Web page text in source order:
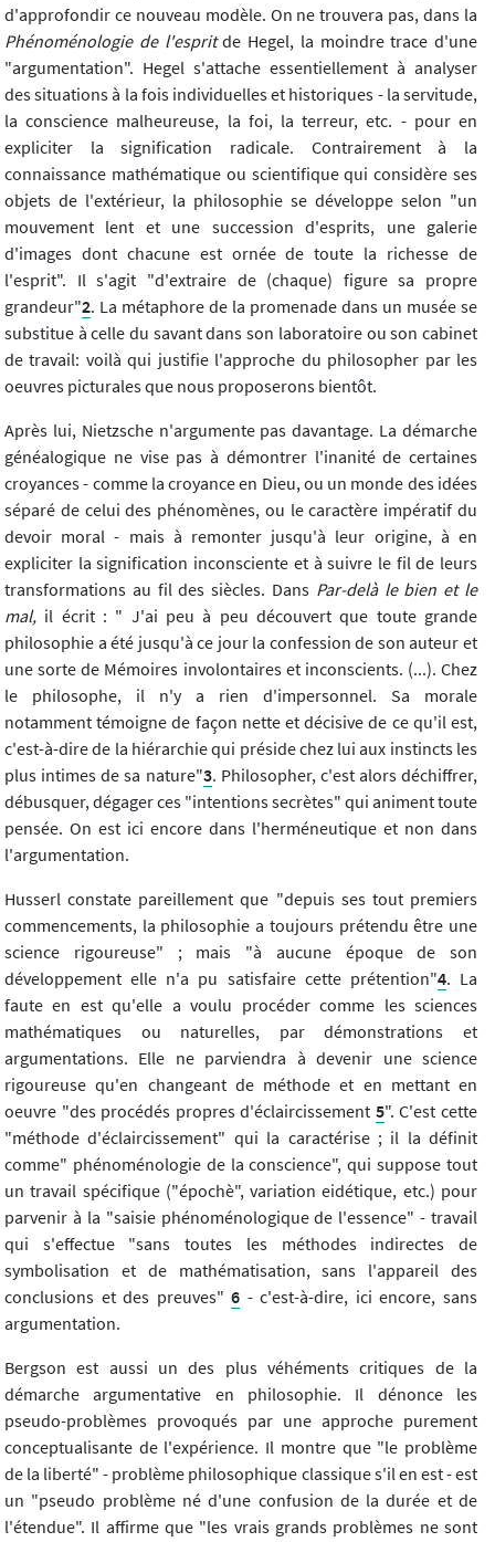
d'approfondir ce nouveau modèle. On ne trouvera pas, dans la
Phénoménologie de l'espritde Hegel, la moindre trace d'une
"argumentation". Hegel s'attache essentiellement à analyser
des situations à la fois individuelles et historiques - la servitude,
la conscience malheureuse, la foi, la terreur, etc. - pour en
expliciter la signification radicale. Contrairement à la
connaissance mathématique ou scientifique qui considère ses
objets de l'extérieur, la philosophie se développe selon "un
mouvement lent et une succession d'esprits, une galerie
d'images dont chacune est ornée de toute la richesse de
l'esprit". Il s'agit "d'extraire de (chaque) figure sa propre
grandeur"2. La métaphore de la promenade dans un musée se
substitue à celle du savant dans son laboratoire ou son cabinet
de travail: voilà qui justifie l'approche du philosopher par les
oeuvres picturales que nous proposerons bientôt.
Après lui, Nietzsche n'argumente pas davantage. La démarche
généalogique ne vise pas à démontrer l'inanité de certaines
croyances - comme la croyance en Dieu, ou un monde des idées
séparé de celui des phénomènes, ou le caractère impératif du
devoir moral - mais à remonter jusqu'à leur origine, à en
expliciter la signification inconsciente et à suivre le fil de leurs
transformations au fil des siècles. Dans Par-delà le bien et le
mal, il écrit : " J'ai peu à peu découvert que toute grande
philosophie a été jusqu'à ce jour la confession de son auteur et
une sorte de Mémoires involontaires et inconscients. (...). Chez
le philosophe, il n'y a rien d'impersonnel. Sa morale
notamment témoigne de façon nette et décisive de ce qu'il est,
c'est-à-dire de la hiérarchie qui préside chez lui aux instincts les
plus intimes de sa nature"3. Philosopher, c'est alors déchiffrer,
débusquer, dégager ces "intentions secrètes" qui animent toute
pensée. On est ici encore dans l'herméneutique et non dans
l'argumentation.
Husserl constate pareillement que "depuis ses tout premiers
commencements, la philosophie a toujours prétendu être une
science rigoureuse" ; mais "à aucune époque de son
développement elle n'a pu satisfaire cette prétention"4. La
faute en est qu'elle a voulu procéder comme les sciences
mathématiques ou naturelles, par démonstrations et
argumentations. Elle ne parviendra à devenir une science
rigoureuse qu'en changeant de méthode et en mettant en
oeuvre "des procédés propres d'éclaircissement 5". C'est cette
"méthode d'éclaircissement" qui la caractérise ; il la définit
comme" phénoménologie de la conscience", qui suppose tout
un travail spécifique ("épochè", variation eidétique, etc.) pour
parvenir à la "saisie phénoménologique de l'essence" - travail
qui s'effectue "sans toutes les méthodes indirectes de
symbolisation et de mathématisation, sans l'appareil des
conclusions et des preuves"6 - c'est-à-dire, ici encore, sans
argumentation.
Bergson est aussi un des plus véhéments critiques de la
démarche argumentative en philosophie. Il dénonce les
pseudo-problèmes provoqués par une approche purement
conceptualisante de l'expérience. Il montre que "le problème
de la liberté" - problème philosophique classique s'il en est - est
un "pseudo problème né d'une confusion de la durée et de
l'étendue". Il affirme que "les vrais grands problèmes ne sont